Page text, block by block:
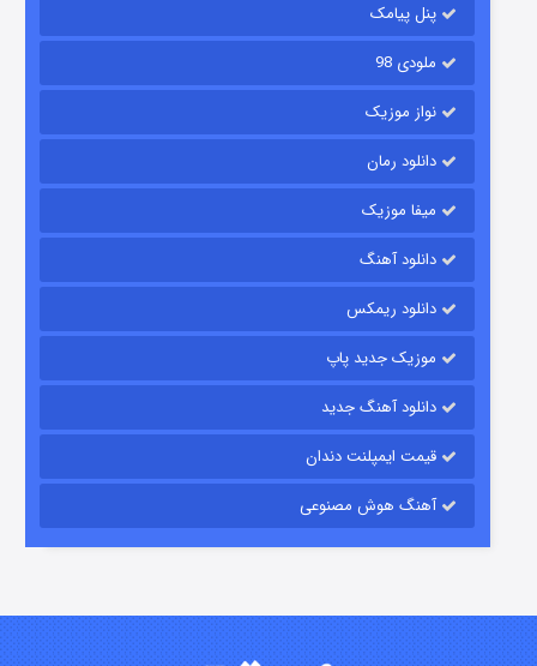
رویایی برای تو
قسمت
قسمت۲ (دوبله) منتشر شد
پنل پیامک
ملودی 98
نواز موزیک
دانلود رمان
میفا موزیک
دانلود آهنگ
دانلود ریمکس
موزیک جدید پاپ
دانلود آهنگ جدید
قیمت ایمپلنت دندان
آهنگ هوش مصنوعی